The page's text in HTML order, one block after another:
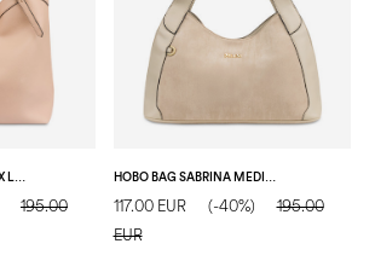
195.00
117.00 EUR (-40%)
195.00
EUR